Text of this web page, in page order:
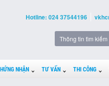
Hotline: 024 37544196
NHẬN TƯ VẤN THI CÔNG